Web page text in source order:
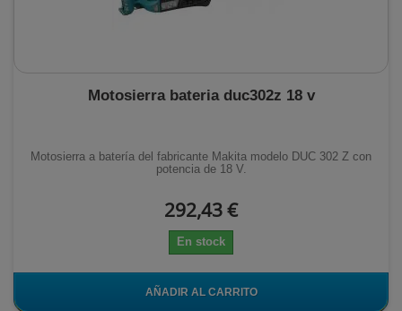
Motosierra bateria duc302z 18 v
Motosierra a batería del fabricante Makita modelo DUC 302 Z con
potencia de 18 V.
292,43 €
En stock
AÑADIR AL CARRITO